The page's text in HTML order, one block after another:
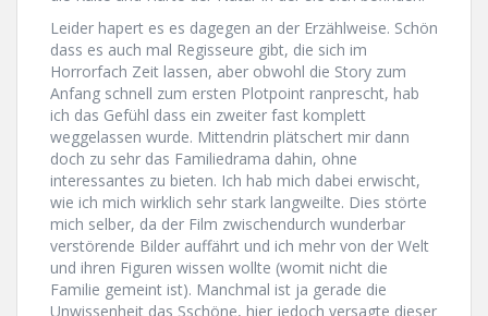
Leider hapert es es dagegen an der Erzählweise. Schön
dass es auch mal Regisseure gibt, die sich im
Horrorfach Zeit lassen, aber obwohl die Story zum
Anfang schnell zum ersten Plotpoint ranprescht, hab
ich das Gefühl dass ein zweiter fast komplett
weggelassen wurde. Mittendrin plätschert mir dann
doch zu sehr das Familiedrama dahin, ohne
interessantes zu bieten. Ich hab mich dabei erwischt,
wie ich mich wirklich sehr stark langweilte. Dies störte
mich selber, da der Film zwischendurch wunderbar
verstörende Bilder auffährt und ich mehr von der Welt
und ihren Figuren wissen wollte (womit nicht die
Familie gemeint ist). Manchmal ist ja gerade die
Unwissenheit das Sschöne, hier jedoch versagte dieser